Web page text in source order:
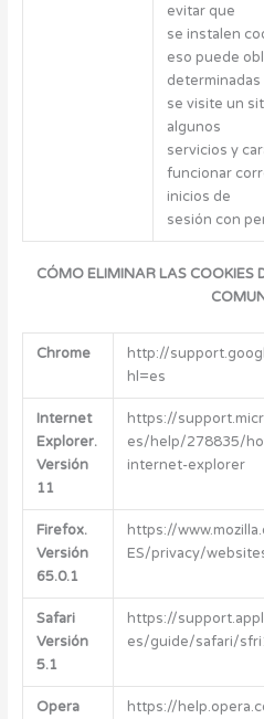
evitar que
se instalen
eso puede
se visite un
algunos
servicios y
funcionar
inicios de
sesión con
CÓMO ELIMINAR LAS COOKIES
Chrome
http://
hl=es
Internet
Explorer.
Versión
11
https://
es/help/278835/
internet-explorer
Firefox.
Versión
65.0.1
https://
ES/privacy/
Safari
Versión
5.1
https://
es/guide/safari/
Opera https://